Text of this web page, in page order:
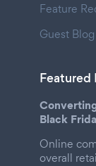
Feature
Guest
Featured
Black
Online
overall